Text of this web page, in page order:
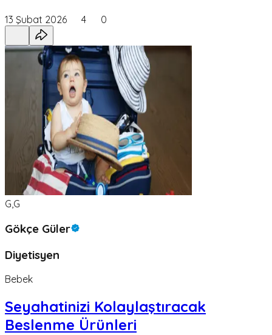
13 Şubat 2026 4 0
G,G
Gökçe Güler
Diyetisyen
Bebek
Seyahatinizi Kolaylaştıracak
Beslenme Ürünleri